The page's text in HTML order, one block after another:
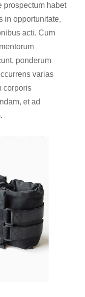
prospectum habet
in opportunitate,
acti. Cum
ponderum
varias
corporis
et ad